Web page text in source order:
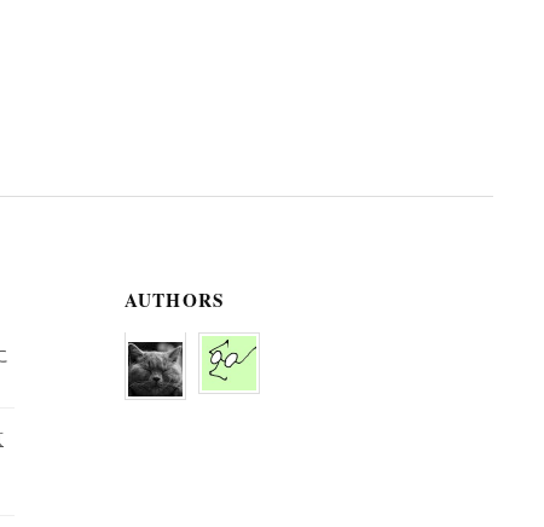
AUTHORS